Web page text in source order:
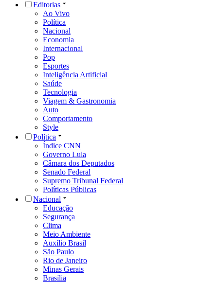
Editorias
Ao Vivo
Política
Nacional
Economia
Internacional
Pop
Esportes
Inteligência Artificial
Saúde
Tecnologia
Viagem & Gastronomia
Auto
Comportamento
Style
Política
Índice CNN
Governo Lula
Câmara dos Deputados
Senado Federal
Supremo Tribunal Federal
Políticas Públicas
Nacional
Educação
Segurança
Clima
Meio Ambiente
Auxílio Brasil
São Paulo
Rio de Janeiro
Minas Gerais
Brasília